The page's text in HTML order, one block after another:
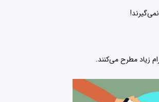
نمی‌گیرند!
زیاد مطرح می‌کنند.